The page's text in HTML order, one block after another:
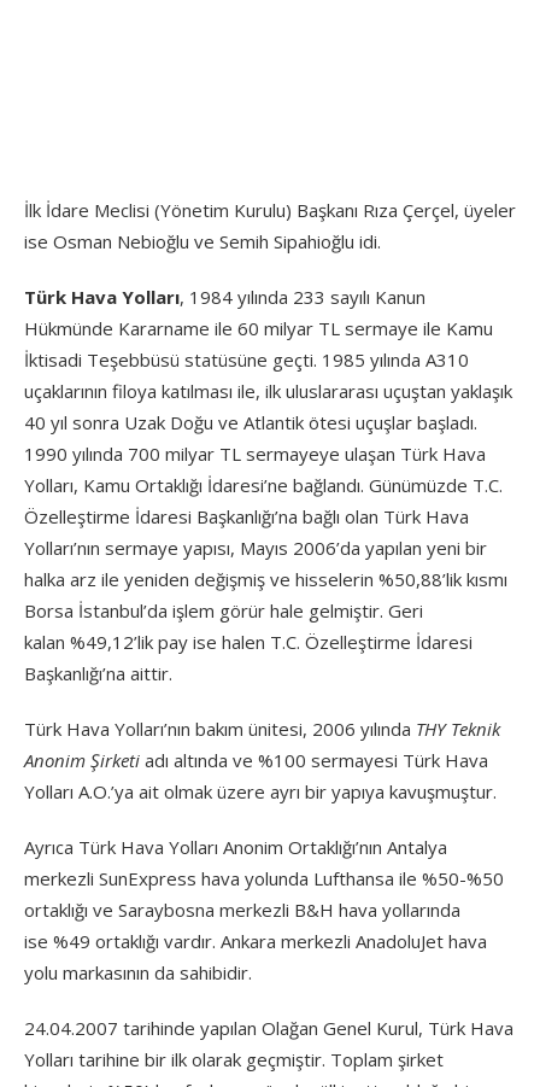
İlk İdare Meclisi (Yönetim Kurulu) Başkanı Rıza Çerçel, üyeler
ise Osman Nebioğlu ve Semih Sipahioğlu idi.
Türk Hava Yolları, 1984 yılında 233 sayılı Kanun
Hükmünde Kararname ile 60 milyar TL sermaye ile Kamu
İktisadi Teşebbüsü statüsüne geçti. 1985 yılında A310
uçaklarının filoya katılması ile, ilk uluslararası uçuştan yaklaşık
40 yıl sonra Uzak Doğu ve Atlantik ötesi uçuşlar başladı.
1990 yılında 700 milyar TL sermayeye ulaşan Türk Hava
Yolları, Kamu Ortaklığı İdaresi’ne bağlandı. Günümüzde T.C.
Özelleştirme İdaresi Başkanlığı’na bağlı olan Türk Hava
Yolları’nın sermaye yapısı, Mayıs 2006’da yapılan yeni bir
halka arz ile yeniden değişmiş ve hisselerin %50,88’lik kısmı
Borsa İstanbul’da işlem görür hale gelmiştir. Geri
kalan %49,12’lik pay ise halen T.C. Özelleştirme İdaresi
Başkanlığı’na aittir.
Türk Hava Yolları’nın bakım ünitesi, 2006 yılında THY Teknik
Anonim Şirketi adı altında ve %100 sermayesi Türk Hava
Yolları A.O.’ya ait olmak üzere ayrı bir yapıya kavuşmuştur.
Ayrıca Türk Hava Yolları Anonim Ortaklığı’nın Antalya
merkezli SunExpress hava yolunda Lufthansa ile %50-%50
ortaklığı ve Saraybosna merkezli B&H hava yollarında
ise %49 ortaklığı vardır. Ankara merkezli AnadoluJet hava
yolu markasının da sahibidir.
24.04.2007 tarihinde yapılan Olağan Genel Kurul, Türk Hava
Yolları tarihine bir ilk olarak geçmiştir. Toplam şirket